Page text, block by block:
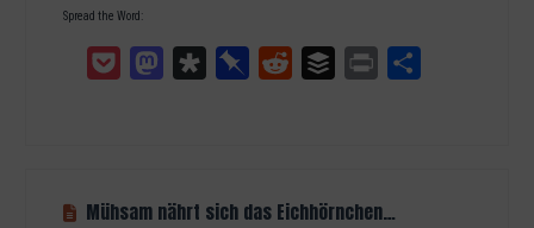
Spread the Word:
Pocket MastodonDiasporaPinboardReddit Buffer Print
Mühsam nährt sich das Eichhörnchen…